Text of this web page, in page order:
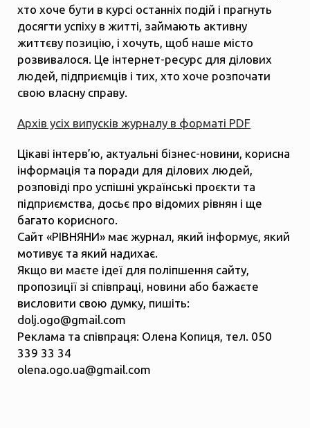
хто хоче бути в курсі останніх подій і прагнуть
досягти успіху в житті, займають активну
життєву позицію, і хочуть, щоб наше місто
розвивалося. Це інтернет-ресурс для ділових
людей, підприємців і тих, хто хоче розпочати
свою власну справу.
Архів усіх випусків журналу в форматі PDF
Цікаві інтерв’ю, актуальні бізнес-новини, корисна
інформація та поради для ділових людей,
розповіді про успішні українські проєкти та
підприємства, досьє про відомих рівнян і ще
багато корисного.
Сайт «РІВНЯНИ» має журнал, який інформує, який
мотивує та який надихає.
Якщо ви маєте ідеї для поліпшення сайту,
пропозиції зі співпраці, новини або бажаєте
висловити свою думку, пишіть:
dolj.ogo@gmail.com
Реклама та співпраця: Олена Копиця, тел. 050
339 33 34
olena.ogo.ua@gmail.com